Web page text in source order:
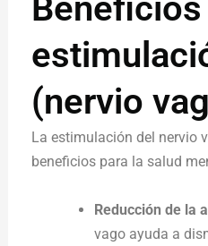
(nervio
La estimulación del nervio
beneficios para la salud
Reducción de la
vago ayuda a